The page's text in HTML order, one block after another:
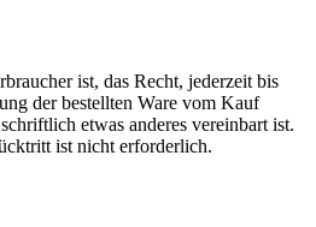
ist, das Recht, jederzeit bis
der bestellten Ware vom Kauf
etwas anderes vereinbart ist.
ist nicht erforderlich.